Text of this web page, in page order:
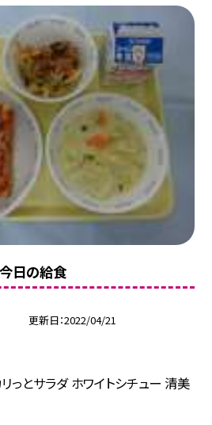
日の給食
更新日 2022/04/21
っとサラダ ホワイトシチュー 清美